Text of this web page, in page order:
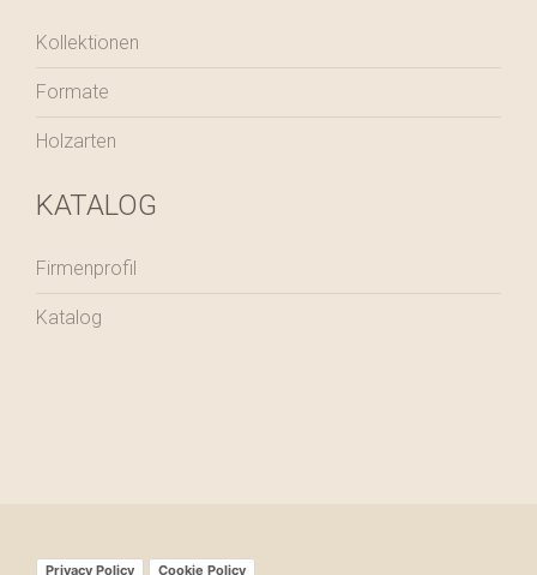
Kollektionen
Formate
Holzarten
KATALOG
Firmenprofil
Katalog
Privacy Policy Cookie Policy